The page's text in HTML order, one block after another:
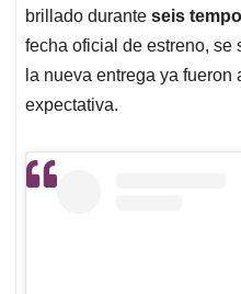
brillado durante seis
fecha oficial de estreno, se
la nueva entrega ya
expectativa.